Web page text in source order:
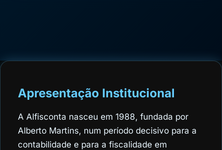
Apresentação Institucional
A Alfisconta nasceu em 1988, fundada por
Alberto Martins, num período decisivo para a
contabilidade e para a fiscalidade em